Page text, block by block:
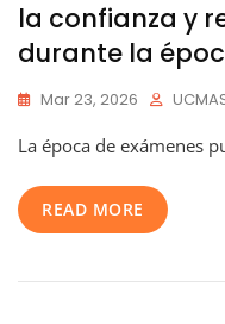
la confianza y
durante la
Mar 23, 2026
La época de exámenes
READ MORE